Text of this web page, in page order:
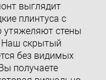
выглядит
плинтуса с
стены
скрытый
без видимых
получаете